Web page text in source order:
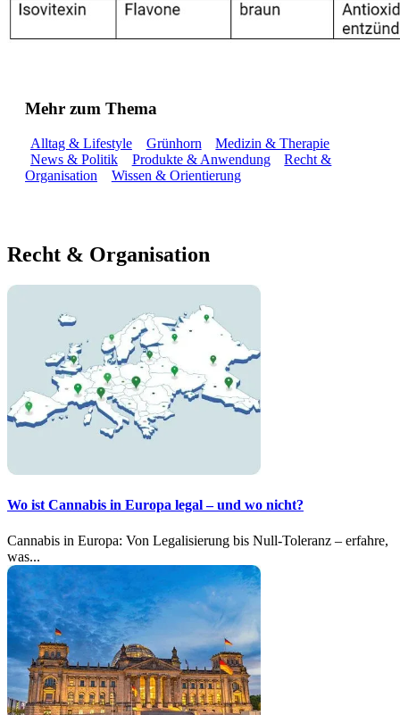
Mehr zum Thema
Alltag & Lifestyle Grünhorn
Medizin & Therapie
News & Politik
Produkte & Anwendung
Recht &
Organisation
Wissen & Orientierung
Recht & Organisation
Wo ist Cannabis in Europa legal – und wo nicht?
Cannabis in Europa: Von Legalisierung bis Null-Toleranz – erfahre,
was...